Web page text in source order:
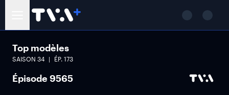
Top modèles
SAISON 34 ÉP. 173
Épisode 9565